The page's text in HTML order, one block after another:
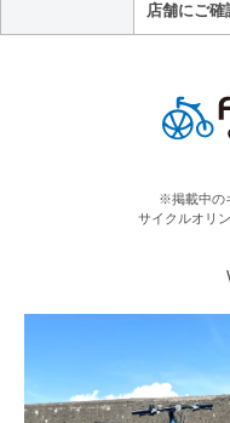
店舗にご確
※掲載中の
サイクルオリ